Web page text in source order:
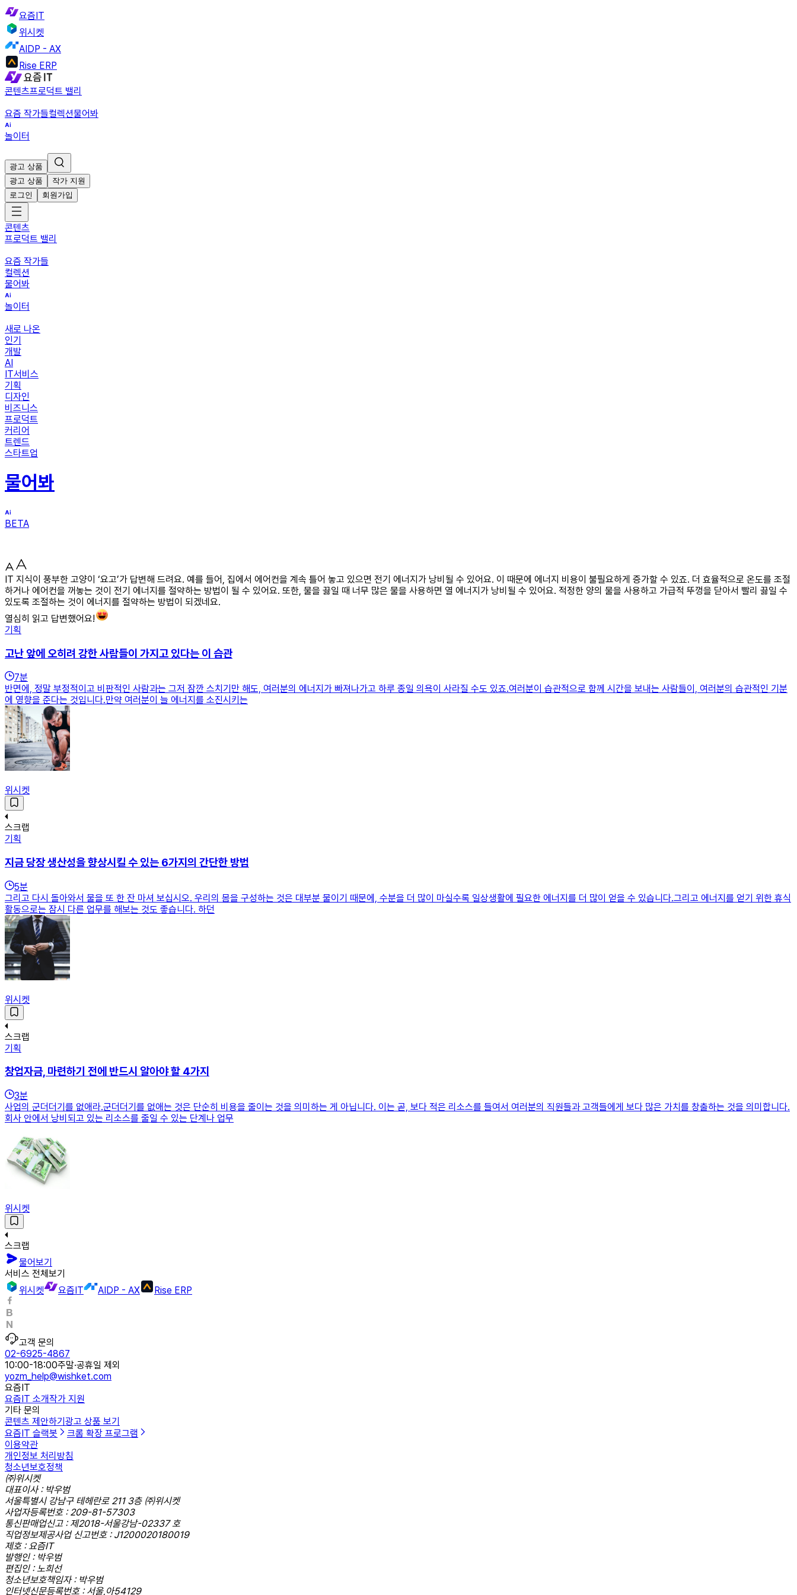
요즘IT
위시켓
AIDP - AX
Rise ERP
콘텐츠프로덕트 밸리
요즘 작가들컬렉션물어봐
놀이터
광고 상품
광고 상품
작가 지원
로그인
회원가입
콘텐츠
프로덕트 밸리
요즘 작가들
컬렉션
물어봐
놀이터
새로 나온
인기
개발
AI
IT서비스
기획
디자인
비즈니스
프로덕트
커리어
트렌드
스타트업
물어봐
BETA
IT 지식이 풍부한 고양이 ‘요고’가 답변해 드려요. 예를 들어, 집에서 에어컨을 계속 틀어 놓고 있으면 전기 에너지가 낭비될 수 있어요. 이 때문에 에너지 비용이 불필요하게 증가할 수 있죠. 더 효율적으로 온도를 조절
하거나 에어컨을 꺼놓는 것이 전기 에너지를 절약하는 방법이 될 수 있어요. 또한, 물을 끓일 때 너무 많은 물을 사용하면 열 에너지가 낭비될 수 있어요. 적정한 양의 물을 사용하고 가급적 뚜껑을 닫아서 빨리 끓일 수
있도록 조절하는 것이 에너지를 절약하는 방법이 되겠네요.
열심히 읽고 답변했어요!
기획
고난 앞에 오히려 강한 사람들이 가지고 있다는 이 습관
7분
반면에, 정말 부정적이고 비판적인 사람과는 그저 잠깐 스치기만 해도, 여러분의 에너지가 빠져나가고 하루 종일 의욕이 사라질 수도 있죠.여러분이 습관적으로 함께 시간을 보내는 사람들이, 여러분의 습관적인 기분
에 영향을 준다는 것입니다.만약 여러분이 늘 에너지를 소진시키는
위시켓
스크랩
기획
지금 당장 생산성을 향상시킬 수 있는 6가지의 간단한 방법
5분
그리고 다시 돌아와서 물을 또 한 잔 마셔 보십시오. 우리의 몸을 구성하는 것은 대부분 물이기 때문에, 수분을 더 많이 마실수록 일상생활에 필요한 에너지를 더 많이 얻을 수 있습니다.그리고 에너지를 얻기 위한 휴식
활동으로는 잠시 다른 업무를 해보는 것도 좋습니다. 하던
위시켓
스크랩
기획
창업자금, 마련하기 전에 반드시 알아야 할 4가지
3분
사업의 군더더기를 없애라.군더더기를 없애는 것은 단순히 비용을 줄이는 것을 의미하는 게 아닙니다. 이는 곧, 보다 적은 리소스를 들여서 여러분의 직원들과 고객들에게 보다 많은 가치를 창출하는 것을 의미합니다.
회사 안에서 낭비되고 있는 리소스를 줄일 수 있는 단계나 업무
위시켓
스크랩
물어보기
서비스 전체보기
위시켓
요즘IT AIDP - AX Rise ERP
고객 문의
02-6925-4867
10:00-18:00주말·공휴일 제외
yozm_help@wishket.com
요즘IT
요즘IT 소개작가 지원
기타 문의
콘텐츠 제안하기 광고 상품 보기
요즘IT 슬랙봇
크롬 확장 프로그램
이용약관
개인정보 처리방침
청소년보호정책
㈜위시켓
대표이사 : 박우범
서울특별시 강남구 테헤란로 211 3층 ㈜위시켓
사업자등록번호 : 209-81-57303
통신판매업신고 : 제2018-서울강남-02337 호
직업정보제공사업 신고번호 : J1200020180019
제호 : 요즘IT
발행인 : 박우범
편집인 : 노희선
청소년보호책임자 : 박우범
인터넷신문등록번호 : 서울,아54129